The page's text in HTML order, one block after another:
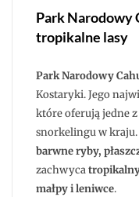
Park Narodowy
tropikalne lasy
Park Narodowy
Kostaryki. Jego
które oferują jedne
snorkelingu w kraju.
barwne ryby,
zachwyca
małpy i leniwce.